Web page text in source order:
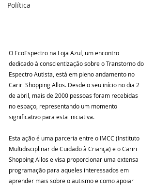
Política
O EcoEspectro na Loja Azul, um encontro
dedicado à conscientização sobre o Transtorno do
Espectro Autista, está em pleno andamento no
Cariri Shopping Allos. Desde o seu início no dia 2
de abril, mais de 2000 pessoas foram recebidas
no espaço, representando um momento
significativo para esta iniciativa.
Esta ação é uma parceria entre o IMCC (Instituto
Multidisciplinar de Cuidado à Criança) e o Cariri
Shopping Allos e visa proporcionar uma extensa
programação para aqueles interessados em
aprender mais sobre o autismo e como apoiar